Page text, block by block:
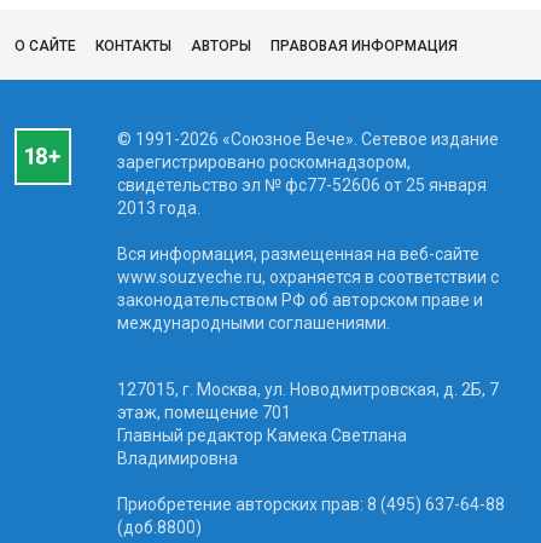
О САЙТЕ КОНТАКТЫ АВТОРЫ ПРАВОВАЯ ИНФОРМАЦИЯ
© 1991-2026 «Союзное Вече». Сетевое издание
зарегистрировано роскомнадзором,
свидетельство эл № фc77-52606 от 25 января
2013 года.
Вся информация, размещенная на веб-сайте
www.souzveche.ru, охраняется в соответствии с
законодательством РФ об авторском праве и
международными соглашениями.
127015, г. Москва, ул. Новодмитровская, д. 2Б, 7
этаж, помещение 701
Главный редактор Камека Светлана
Владимировна
Приобретение авторских прав: 8 (495) 637-64-88
(доб.8800)